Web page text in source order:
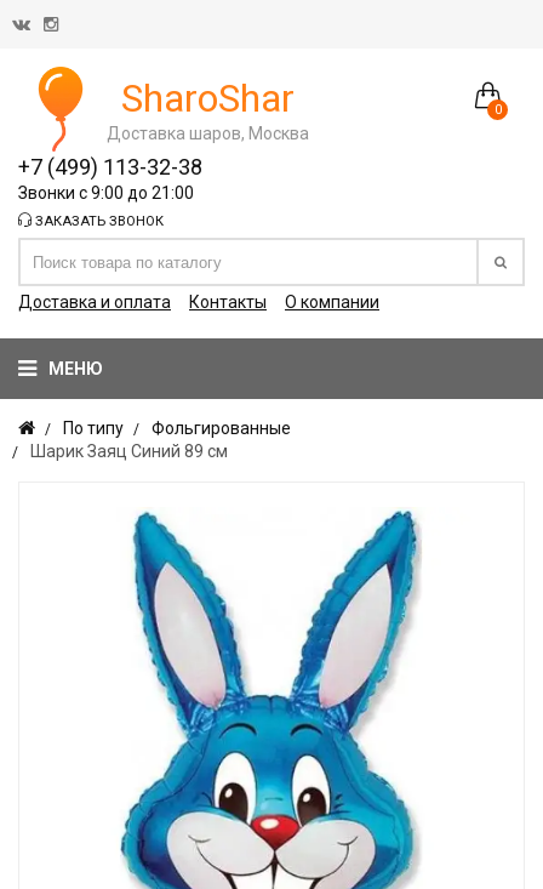
0
SharoShar
Доставка шаров, Москва
+7 (499) 113-32-38
Звонки с 9:00 до 21:00
ЗАКАЗАТЬ ЗВОНОК
Доставка и оплата Контакты О компании
МЕНЮ
По типу
Фольгированные
Шарик Заяц Синий 89 см